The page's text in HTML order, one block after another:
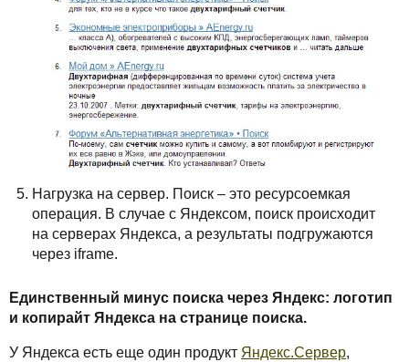
Нагрузка на сервер. Поиск – это ресурсоемкая
операция. В случае с Яндексом, поиск происходит
на серверах Яндекса, а результаты подгружаются
через iframe.
Единственный минус поиска через Яндекс: логотип
и копирайт Яндекса на странице поиска.
У Яндекса есть еще один продукт Яндекс.Сервер,